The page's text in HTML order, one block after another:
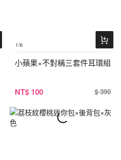
1/6
小蘋果×不對稱三套件耳環組
NT$ 100 $ 390